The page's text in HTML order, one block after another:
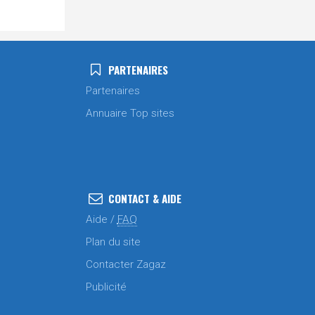
PARTENAIRES
Partenaires
Annuaire Top sites
CONTACT & AIDE
Aide / FAQ
Plan du site
Contacter Zagaz
Publicité